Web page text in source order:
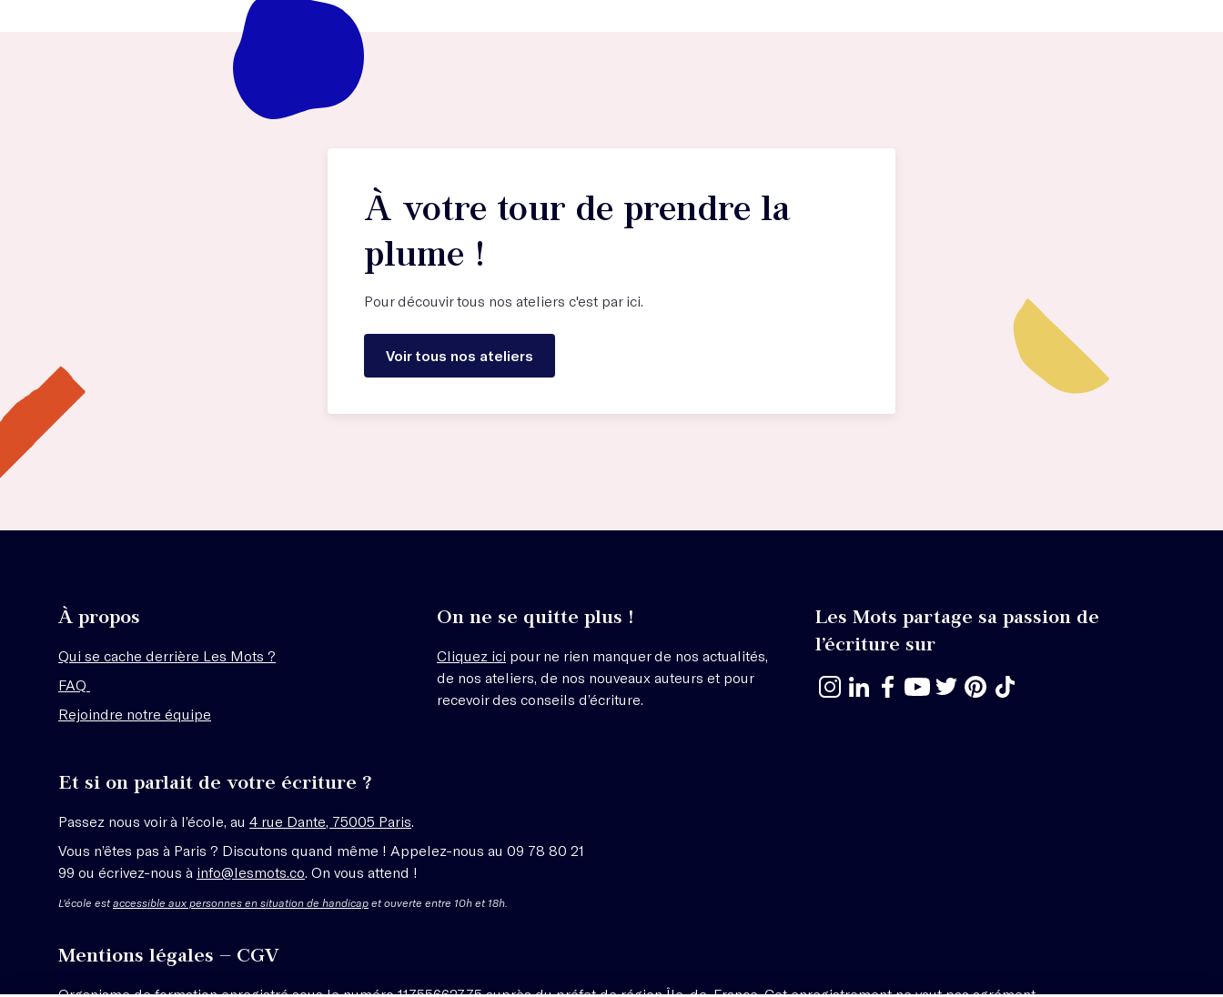
À votre tour de prendre la
plume !
Pour découvir tous nos ateliers c'est par ici.
Voir tous nos ateliers
À propos
Qui se cache derrière Les Mots ?
FAQ
Rejoindre notre équipe
On ne se quitte plus !
Cliquez ici pour ne rien manquer de nos actualités,
de nos ateliers, de nos nouveaux auteurs et pour
recevoir des conseils d’écriture.
Les Mots partage sa passion de
l’écriture sur
Et si on parlait de votre écriture ?
Passez nous voir à l’école, au 4 rue Dante, 75005 Paris.
Vous n’êtes pas à Paris ? Discutons quand même ! Appelez-nous au 09 78 80 21
99 ou écrivez-nous à info@lesmots.co. On vous attend !
L'école estaccessible aux personnes en situation de handicap et ouverte entre 10h et 18h.
Mentions légales – CGV